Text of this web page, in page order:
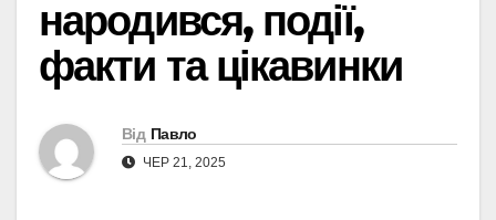
народився, події,
факти та цікавинки
Від Павло
ЧЕР 21, 2025